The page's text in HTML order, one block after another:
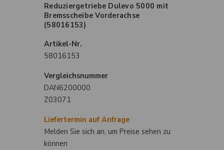
Reduziergetriebe Dulevo 5000 mit
Bremsscheibe Vorderachse
(58016153)
Artikel-Nr.
58016153
Vergleichsnummer
DAN6200000
Z03071
Liefertermin auf Anfrage
Melden Sie sich an, um Preise sehen zu
können